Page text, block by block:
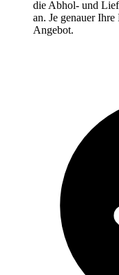
die Abhol- und
an. Je genauer
Angebot.